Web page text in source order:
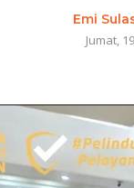
Emi
Jumat,